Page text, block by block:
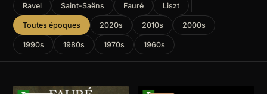
Ravel Saint-Saëns Fauré Liszt
Toutes époques 2020s 2010s 2000s
1990s 1980s 1970s 1960s